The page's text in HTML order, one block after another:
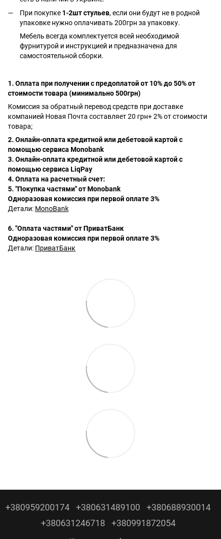
При покупке 1-2шт стульев, если они будут не в родной
упаковке нужно оплачивать 200грн за упаковку.
Мебель всегда комплектуется всей необходимой
фурнитурой и инструкцией и предназначена для
самостоятельной сборки.
1. Оплата при получении с предоплатой от 10% до 50% от
стоимости товара (минимально 500грн)
Комиссия за обратный перевод средств при доставке
компанией Новая Почта составляет 20 грн+ 2% от стоимости
товара;
2. Онлайн-оплата кредитной или дебетовой картой с
помощью сервиса Monobank
3. Онлайн-оплата кредитной или дебетовой картой с
помощью сервиса LiqPay
4. Оплата на расчетный счет:
5. "Покупка частями" от Monobank
Одноразовая комиссия при первой оплате 3%
Детали: MonoBank
6. "Оплата частями" от ПриватБанк
Одноразовая комиссия при первой оплате 3%
Детали: ПриватБанк
+380959200174 +380631489100
+380688930014
+380631246718
+380991872054